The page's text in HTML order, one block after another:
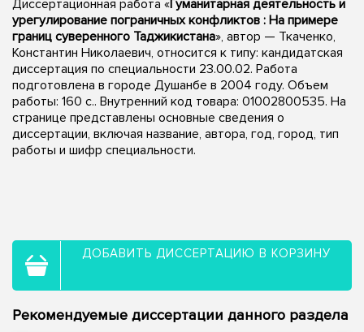
Диссертационная работа «Гуманитарная деятельность и
урегулирование пограничных конфликтов : На примере
границ суверенного Таджикистана», автор — Ткаченко,
Константин Николаевич, относится к типу: кандидатская
диссертация по специальности 23.00.02. Работа
подготовлена в городе Душанбе в 2004 году. Объем
работы: 160 с.. Внутренний код товара: 01002800535. На
странице представлены основные сведения о
диссертации, включая название, автора, год, город, тип
работы и шифр специальности.
ДОБАВИТЬ ДИССЕРТАЦИЮ В КОРЗИНУ
Рекомендуемые диссертации данного раздела